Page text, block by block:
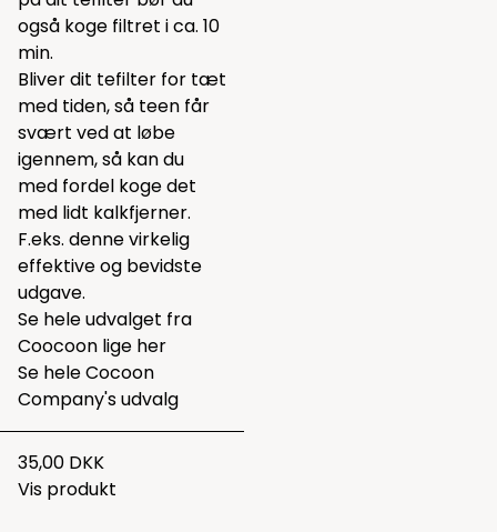
også koge filtret i ca. 10
min.
Bliver dit tefilter for tæt
med tiden, så teen får
svært ved at løbe
igennem, så kan du
med fordel koge det
med lidt kalkfjerner.
F.eks. dennevirkelig
effektive og bevidste
udgave.
Se hele udvalget fra
Coocoon lige her
Se heleCocoon
Company's udvalg
35,00 DKK
Vis produkt